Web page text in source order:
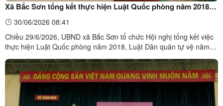
Xã Bắc Sơn tổng kết thực hiện Luật Quốc phòng năm 2018,
Luật Dân quân tự vệ năm 2019 và Luật Giáo dục quốc phòng
và an ninh năm 2013
30/06/2026 08:41
Chiều 29/6/2026, UBND xã Bắc Sơn tổ chức Hội nghị tổng kết việc
thực hiện Luật Quốc phòng năm 2018, Luật Dân quân tự vệ năm
nghị có đồng chí Trịnh Minh Tuấn, Phó Bí thư Đảng ủy, Chủ tịch
UBND xã; lãnh đạo HĐND xã, Ủy ban MTTQ Việt Nam xã; ...